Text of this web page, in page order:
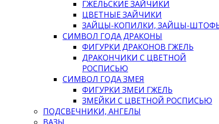
ГЖЕЛЬСКИЕ ЗАЙЧИКИ
ЦВЕТНЫЕ ЗАЙЧИКИ
ЗАЙЦЫ-КОПИЛКИ, ЗАЙЦЫ-
СИМВОЛ ГОДА ДРАКОНЫ
ФИГУРКИ ДРАКОНОВ ГЖЕЛЬ
ДРАКОНЧИКИ С ЦВЕТНОЙ
РОСПИСЬЮ
СИМВОЛ ГОДА ЗМЕЯ
ФИГУРКИ ЗМЕИ ГЖЕЛЬ
ЗМЕЙКИ С ЦВЕТНОЙ РОСПИСЬЮ
ПОДСВЕЧНИКИ, АНГЕЛЫ